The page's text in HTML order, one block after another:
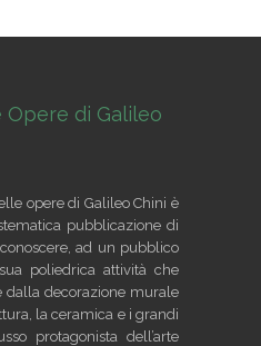
di Galileo
opere di Galileo Chini è
pubblicazione di
ad un pubblico
poliedrica attività che
dalla decorazione murale
la ceramica e i grandi
protagonista dell’arte